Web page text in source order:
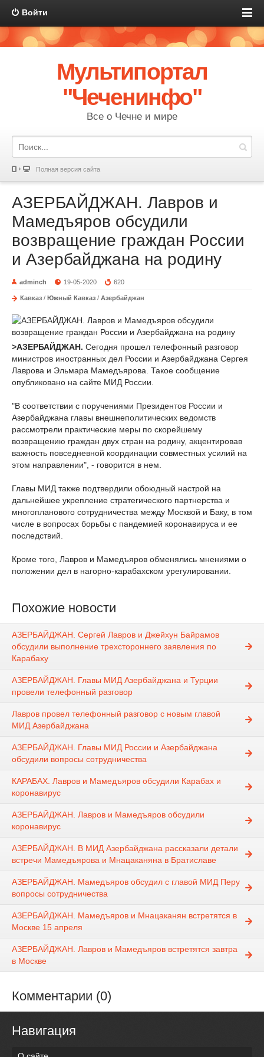
Войти
Мультипортал
"Чеченинфо"
Все о Чечне и мире
Полная версия сайта
АЗЕРБАЙДЖАН. Лавров и
Мамедъяров обсудили
возвращение граждан России
и Азербайджана на родину
adminch 19-05-2020 620
Кавказ / Южный Кавказ / Азербайджан
>АЗЕРБАЙДЖАН. Сегодня прошел телефонный разговор
министров иностранных дел России и Азербайджана Сергея
Лаврова и Эльмара Мамедъярова. Такое сообщение
опубликовано на сайте МИД России.
"В соответствии с поручениями Президентов России и
Азербайджана главы внешнеполитических ведомств
рассмотрели практические меры по скорейшему
возвращению граждан двух стран на родину, акцентировав
важность повседневной координации совместных усилий на
этом направлении", - говорится в нем.
Главы МИД также подтвердили обоюдный настрой на
дальнейшее укрепление стратегического партнерства и
многопланового сотрудничества между Москвой и Баку, в том
числе в вопросах борьбы с пандемией коронавируса и ее
последствий.
Кроме того, Лавров и Мамедъяров обменялись мнениями о
положении дел в нагорно-карабахском урегулировании.
Похожие новости
АЗЕРБАЙДЖАН. Сергей Лавров и Джейхун Байрамов
обсудили выполнение трехстороннего заявления по
Карабаху
АЗЕРБАЙДЖАН. Главы МИД Азербайджана и Турции
провели телефонный разговор
Лавров провел телефонный разговор с новым главой
МИД Азербайджана
АЗЕРБАЙДЖАН. Главы МИД России и Азербайджана
обсудили вопросы сотрудничества
КАРАБАХ. Лавров и Мамедъяров обсудили Карабах и
коронавирус
АЗЕРБАЙДЖАН. Лавров и Мамедъяров обсудили
коронавирус
АЗЕРБАЙДЖАН. В МИД Азербайджана рассказали детали
встречи Мамедъярова и Мнацаканяна в Братиславе
АЗЕРБАЙДЖАН. Мамедъяров обсудил с главой МИД Перу
вопросы сотрудничества
АЗЕРБАЙДЖАН. Мамедъяров и Мнацаканян встретятся в
Москве 15 апреля
АЗЕРБАЙДЖАН. Лавров и Мамедъяров встретятся завтра
в Москве
Комментарии (0)
Навигация